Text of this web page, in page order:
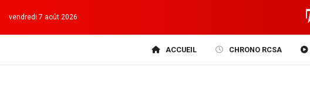
vendredi 7 août 2026
ACCUEIL CHRONO RCSA